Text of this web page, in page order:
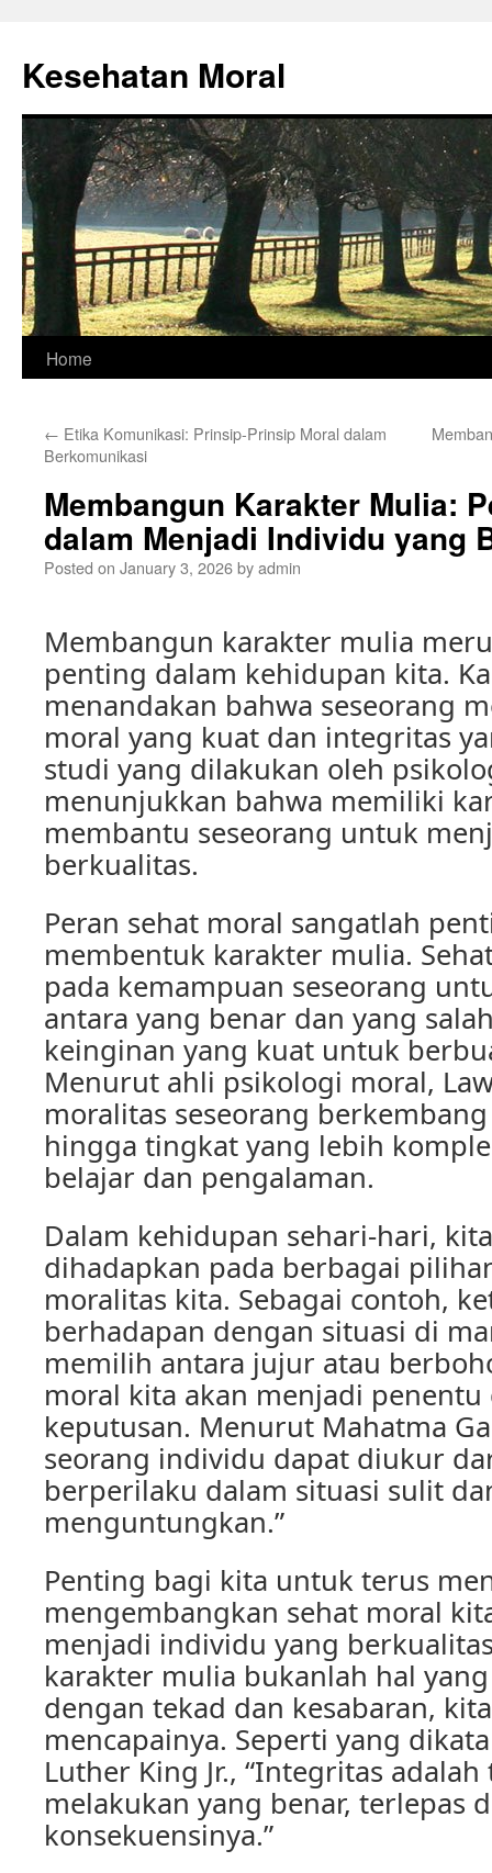
content
Kesehatan Moral
Home
← Etika Komunikasi: Prinsip-Prinsip Moral dalam
Berkomunikasi
Membangun Karakter Mulia:
dalam Menjadi Individu yang
Posted on January 3, 2026byadmin
Membangun karakter mulia
penting dalam kehidupan kita.
menandakan bahwa seseorang
moral yang kuat dan integritas
studi yang dilakukan oleh
menunjukkan bahwa memiliki
membantu seseorang untuk
berkualitas.
Peran sehat moral sangatlah
membentuk karakter mulia.
pada kemampuan seseorang
antara yang benar dan yang
keinginan yang kuat untuk
Menurut ahli psikologi moral,
moralitas seseorang
hingga tingkat yang lebih
belajar dan pengalaman.
Dalam kehidupan sehari-hari,
dihadapkan pada berbagai
moralitas kita. Sebagai contoh,
berhadapan dengan situasi di
memilih antara jujur atau
moral kita akan menjadi
keputusan. Menurut Mahatma
seorang individu dapat diukur
berperilaku dalam situasi sulit
menguntungkan.”
Penting bagi kita untuk terus
mengembangkan sehat moral
menjadi individu yang
karakter mulia bukanlah hal
dengan tekad dan kesabaran,
mencapainya. Seperti yang
Luther King Jr., “Integritas
melakukan yang benar, terlepas
konsekuensinya.”